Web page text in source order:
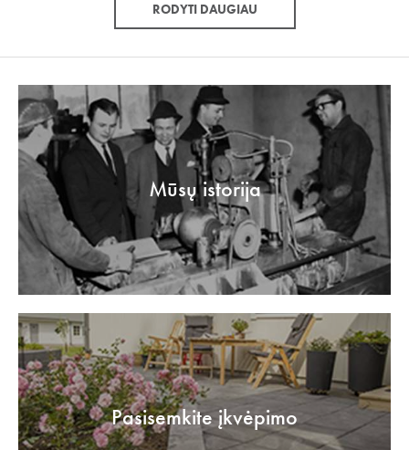
RODYTI DAUGIAU
Mūsų istorija
Pasisemkite įkvėpimo